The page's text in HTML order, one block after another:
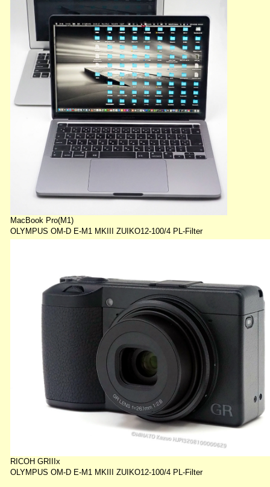
MacBook Pro(M1)
OLYMPUS OM-D E-M1 MKIII ZUIKO12-100/4 PL-Filter
RICOH GRIIIx
OLYMPUS OM-D E-M1 MKIII ZUIKO12-100/4 PL-Filter